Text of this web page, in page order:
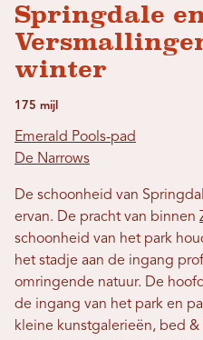
Springdale
winter
175 mijl
Emerald Pools-pad
De Narrows
De schoonheid van
ervan. De pracht van binnen
schoonheid van het park
het stadje aan de ingang
omringende natuur. De
de ingang van het park en
kleine kunstgalerieën, bed &